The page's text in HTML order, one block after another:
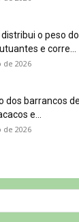
e RGPD
🌎 Español